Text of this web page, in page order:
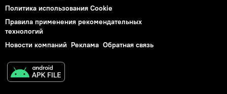
Политика использования Cookie
Правила применения рекомендательных
технологий
Новости компаний Реклама Обратная связь